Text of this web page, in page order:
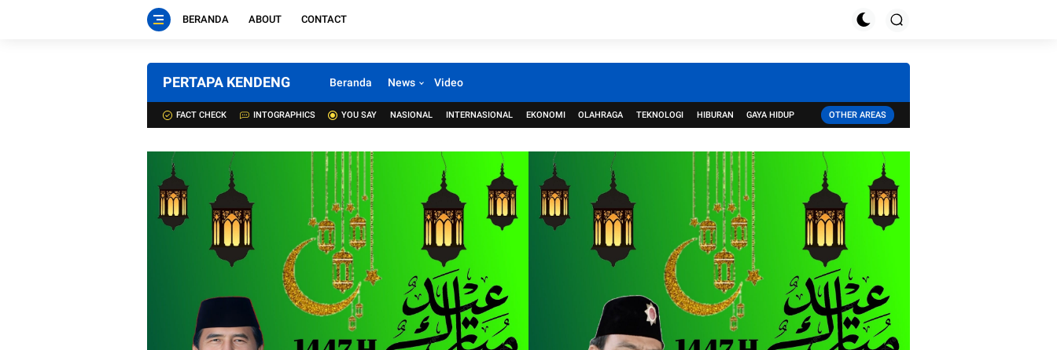
BERANDA ABOUT CONTACT
PERTAPA KENDENG Beranda News Video
FACT CHECK INTOGRAPHICS YOU SAY NASIONAL INTERNASIONAL EKONOMI OLAHRAGA TEKNOLOGI HIBURAN GAYA HIDUP OTHER AREAS